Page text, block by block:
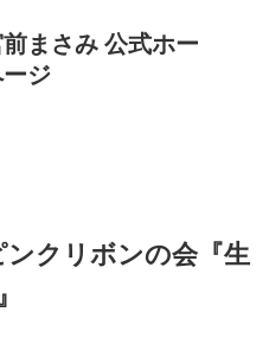
まさみ 公式ホー
ジ
クリボンの会『生